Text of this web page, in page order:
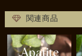
関連商品